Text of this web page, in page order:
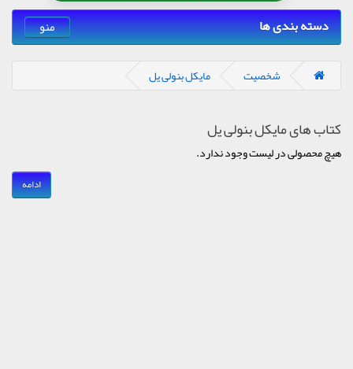
دسته بندی ها منو
شخصیت مایکل بنولی یل
کتاب های مایکل بنولی یل
هیچ محصولی در لیست وجود ندارد.
ادامه